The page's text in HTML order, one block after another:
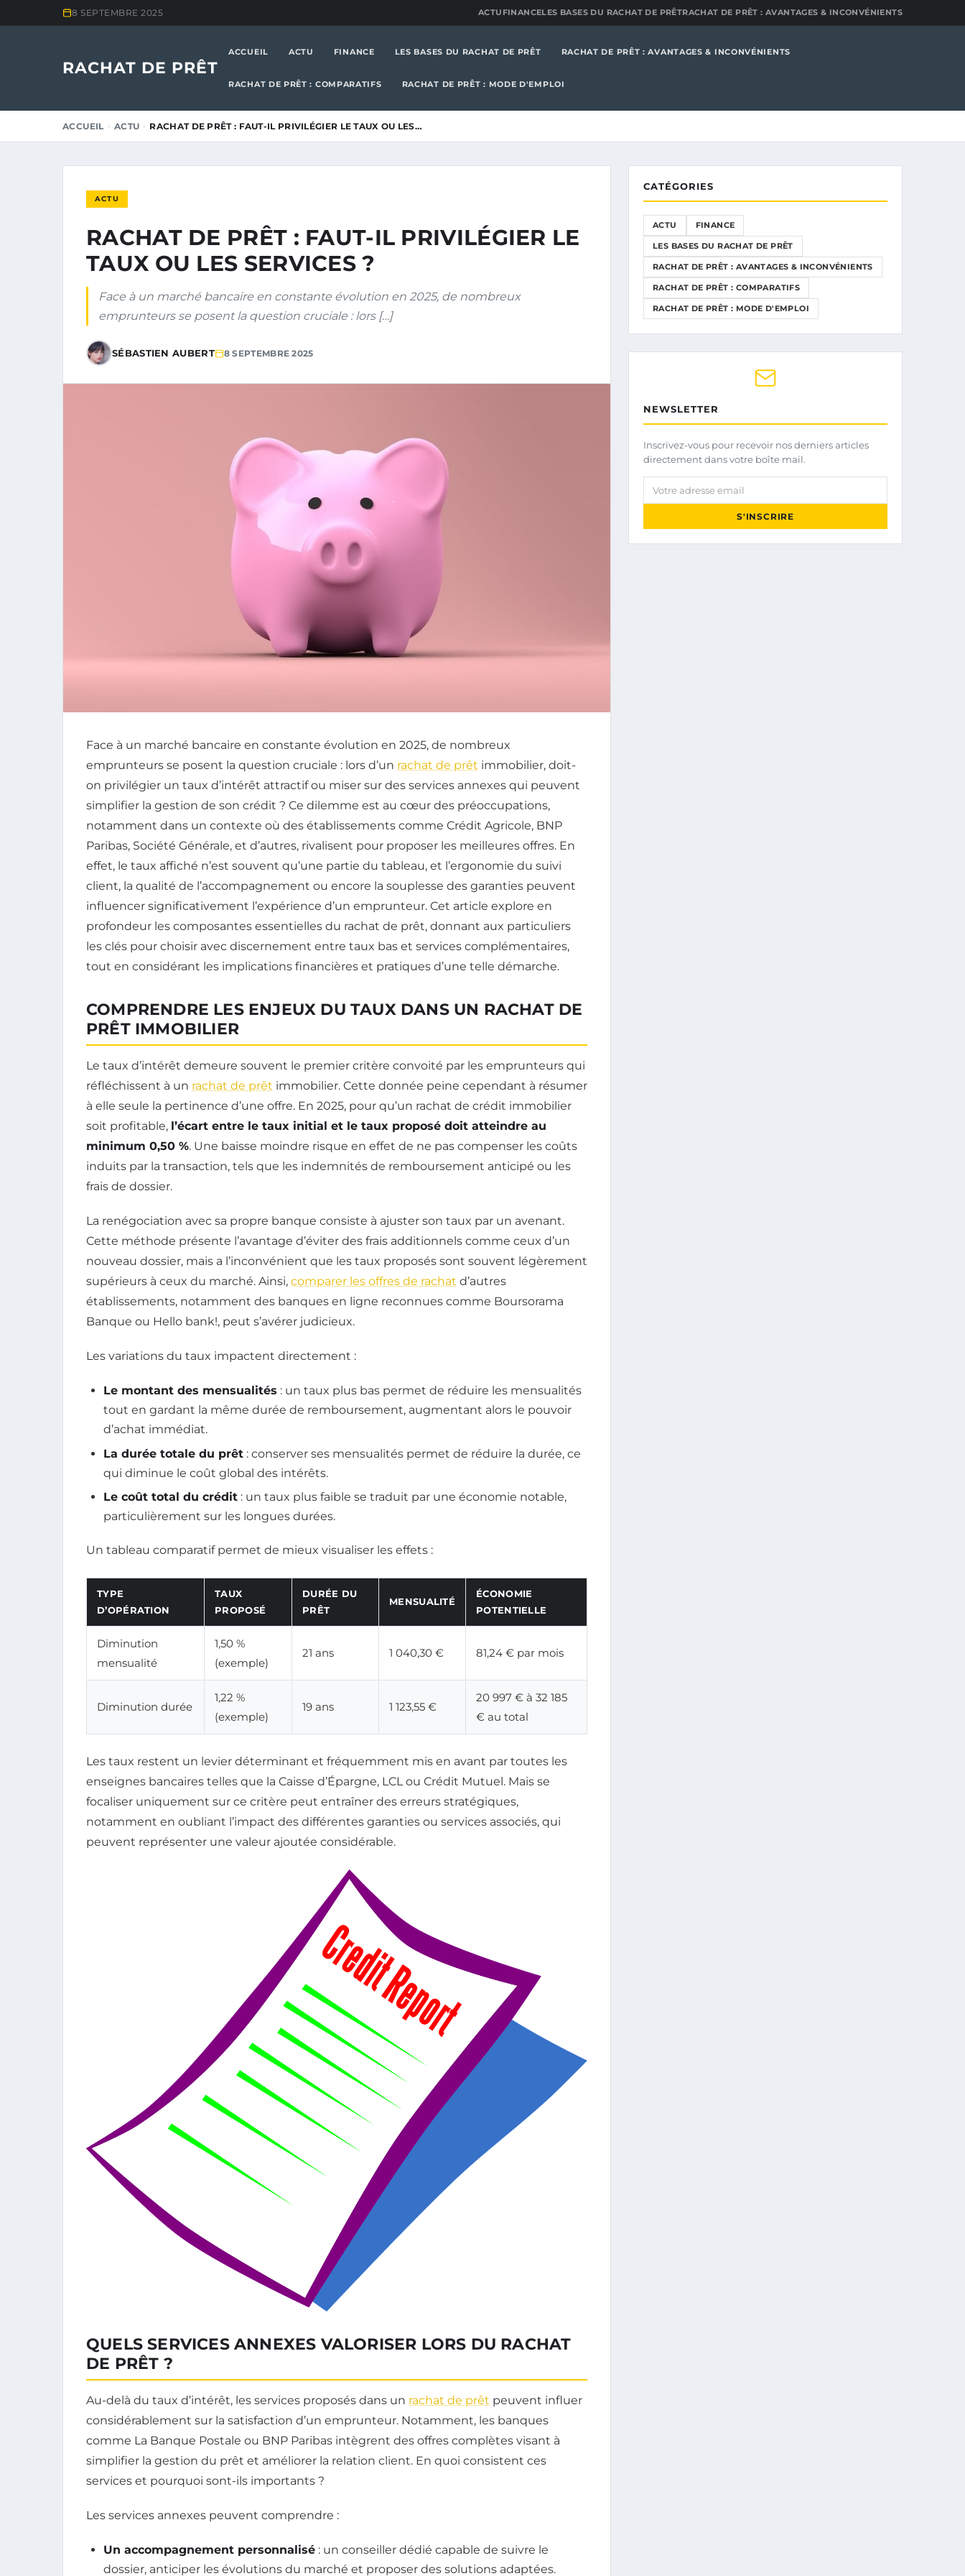
8 SEPTEMBRE 2025 ACTU FINANCELES BASES DU RACHAT DE PRÊTRACHAT DE PRÊT : AVANTAGES & INCONVÉNIENTS
RACHAT DE PRÊT
ACCUEIL ACTU FINANCE LES BASES DU RACHAT DE PRÊT RACHAT DE PRÊT : AVANTAGES & INCONVÉNIENTS
RACHAT DE PRÊT : COMPARATIFS RACHAT DE PRÊT : MODE D'EMPLOI
ACCUEIL ACTU RACHAT DE PRÊT : FAUT-IL PRIVILÉGIER LE TAUX OU LES…
ACTU
RACHAT DE PRÊT : FAUT-IL PRIVILÉGIER LE
TAUX OU LES SERVICES ?
Face à un marché bancaire en constante évolution en 2025, de nombreux
emprunteurs se posent la question cruciale : lors […]
SÉBASTIEN AUBERT 8 SEPTEMBRE 2025
Face à un marché bancaire en constante évolution en 2025, de nombreux
emprunteurs se posent la question cruciale : lors d’un rachat de prêt immobilier, doit-
on privilégier un taux d’intérêt attractif ou miser sur des services annexes qui peuvent
simplifier la gestion de son crédit ? Ce dilemme est au cœur des préoccupations,
notamment dans un contexte où des établissements comme Crédit Agricole, BNP
Paribas, Société Générale, et d’autres, rivalisent pour proposer les meilleures offres. En
effet, le taux affiché n’est souvent qu’une partie du tableau, et l’ergonomie du suivi
client, la qualité de l’accompagnement ou encore la souplesse des garanties peuvent
influencer significativement l’expérience d’un emprunteur. Cet article explore en
profondeur les composantes essentielles du rachat de prêt, donnant aux particuliers
les clés pour choisir avec discernement entre taux bas et services complémentaires,
tout en considérant les implications financières et pratiques d’une telle démarche.
COMPRENDRE LES ENJEUX DU TAUX DANS UN RACHAT DE
PRÊT IMMOBILIER
Le taux d’intérêt demeure souvent le premier critère convoité par les emprunteurs qui
réfléchissent à un rachat de prêt immobilier. Cette donnée peine cependant à résumer
à elle seule la pertinence d’une offre. En 2025, pour qu’un rachat de crédit immobilier
soit profitable, l’écart entre le taux initial et le taux proposé doit atteindre au
minimum 0,50 %. Une baisse moindre risque en effet de ne pas compenser les coûts
induits par la transaction, tels que les indemnités de remboursement anticipé ou les
frais de dossier.
La renégociation avec sa propre banque consiste à ajuster son taux par un avenant.
Cette méthode présente l’avantage d’éviter des frais additionnels comme ceux d’un
nouveau dossier, mais a l’inconvénient que les taux proposés sont souvent légèrement
supérieurs à ceux du marché. Ainsi, comparer les offres de rachat d’autres
établissements, notamment des banques en ligne reconnues comme Boursorama
Banque ou Hello bank!, peut s’avérer judicieux.
Les variations du taux impactent directement :
Le montant des mensualités : un taux plus bas permet de réduire les mensualités
tout en gardant la même durée de remboursement, augmentant alors le pouvoir
d’achat immédiat.
La durée totale du prêt : conserver ses mensualités permet de réduire la durée, ce
qui diminue le coût global des intérêts.
Le coût total du crédit : un taux plus faible se traduit par une économie notable,
particulièrement sur les longues durées.
Un tableau comparatif permet de mieux visualiser les effets :
TYPE
D’OPÉRATION
TAUX
PROPOSÉ
DURÉE DU
PRÊT
MENSUALITÉ
ÉCONOMIE
POTENTIELLE
Diminution
mensualité
1,50 %
(exemple)
21 ans 1 040,30 € 81,24 € par mois
Diminution durée
1,22 %
(exemple)
19 ans 1 123,55 €
20 997 € à 32 185
€ au total
Les taux restent un levier déterminant et fréquemment mis en avant par toutes les
enseignes bancaires telles que la Caisse d’Épargne, LCL ou Crédit Mutuel. Mais se
focaliser uniquement sur ce critère peut entraîner des erreurs stratégiques,
notamment en oubliant l’impact des différentes garanties ou services associés, qui
peuvent représenter une valeur ajoutée considérable.
QUELS SERVICES ANNEXES VALORISER LORS DU RACHAT
DE PRÊT ?
Au-delà du taux d’intérêt, les services proposés dans un rachat de prêt peuvent influer
considérablement sur la satisfaction d’un emprunteur. Notamment, les banques
comme La Banque Postale ou BNP Paribas intègrent des offres complètes visant à
simplifier la gestion du prêt et améliorer la relation client. En quoi consistent ces
services et pourquoi sont-ils importants ?
Les services annexes peuvent comprendre :
Un accompagnement personnalisé : un conseiller dédié capable de suivre le
dossier, anticiper les évolutions du marché et proposer des solutions adaptées.
CATÉGORIES
ACTU FINANCE
LES BASES DU RACHAT DE PRÊT
RACHAT DE PRÊT : AVANTAGES & INCONVÉNIENTS
RACHAT DE PRÊT : COMPARATIFS
RACHAT DE PRÊT : MODE D'EMPLOI
NEWSLETTER
Inscrivez-vous pour recevoir nos derniers articles
directement dans votre boîte mail.
Votre adresse email
S'INSCRIRE